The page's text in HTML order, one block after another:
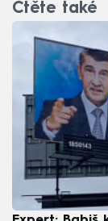
Čtěte také